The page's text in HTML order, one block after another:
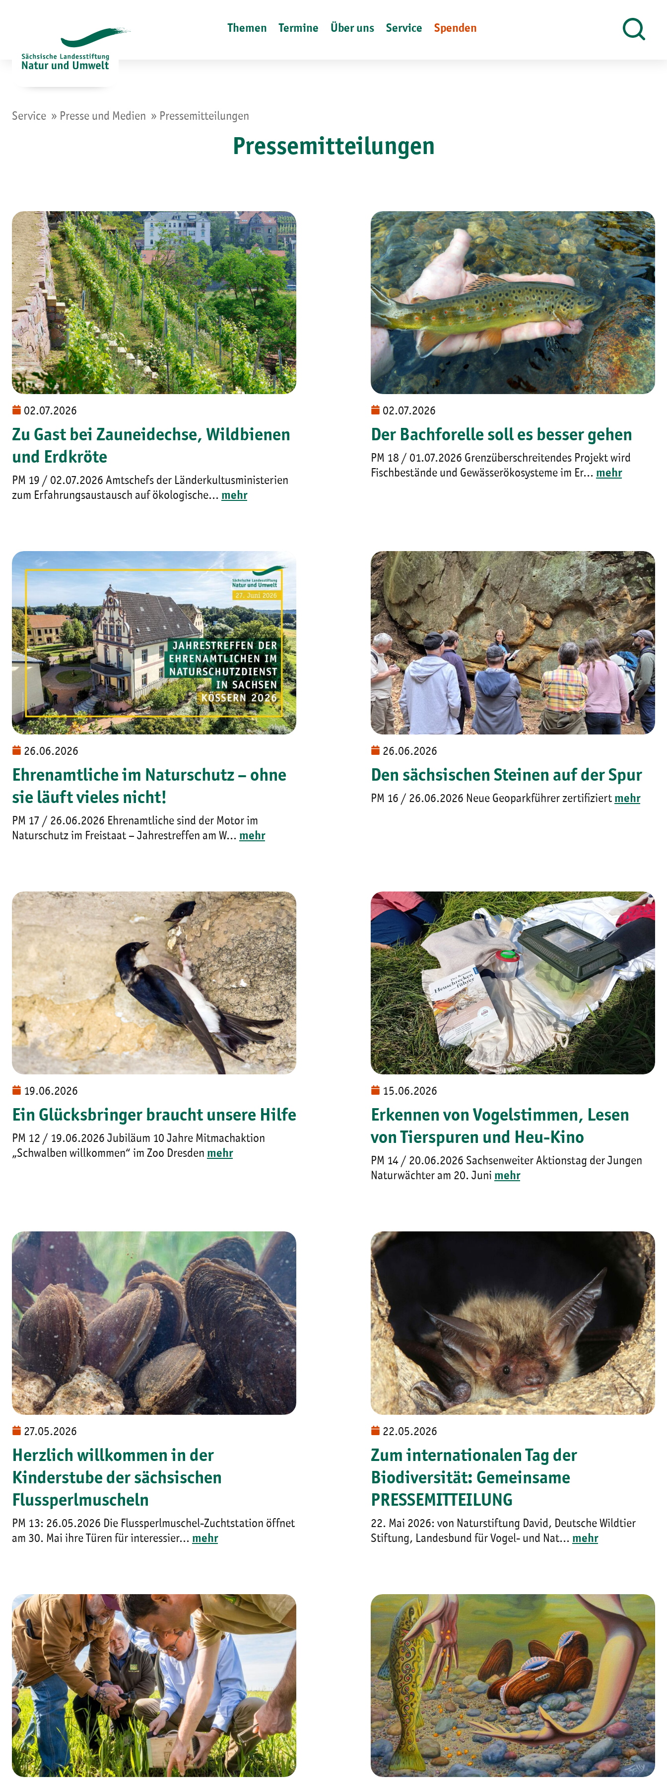
Themen Termine Über uns Service Spenden
Service » Presse und Medien » Pressemitteilungen
Pressemitteilungen
Zu Gast bei Zauneidechse, Wildbienen
und Erdkröte
PM 19 / 02.07.2026 Amtschefs der Länderkultusministerien
zum Erfahrungsaustausch auf ökologische... mehr
02.07.2026
Der Bachforelle soll es besser gehen
PM 18 / 01.07.2026 Grenzüberschreitendes Projekt wird
Fischbestände und Gewässerökosysteme im Er... mehr
02.07.2026
Ehrenamtliche im Naturschutz – ohne
sie läuft vieles nicht!
PM 17 / 26.06.2026 Ehrenamtliche sind der Motor im
Naturschutz im Freistaat – Jahrestreffen am W... mehr
26.06.2026
Den sächsischen Steinen auf der Spur
PM 16 / 26.06.2026 Neue Geoparkführer zertifiziert mehr
26.06.2026
Ein Glücksbringer braucht unsere Hilfe
PM 12 / 19.06.2026 Jubiläum 10 Jahre Mitmachaktion
„Schwalben willkommen“ im Zoo Dresden mehr
19.06.2026
Erkennen von Vogelstimmen, Lesen
von Tierspuren und Heu-Kino
PM 14 / 20.06.2026 Sachsenweiter Aktionstag der Jungen
Naturwächter am 20. Juni mehr
15.06.2026
Herzlich willkommen in der
Kinderstube der sächsischen
Flussperlmuscheln
PM 13: 26.05.2026 Die Flussperlmuschel-Zuchtstation öffnet
am 30. Mai ihre Türen für interessier... mehr
27.05.2026
Zum internationalen Tag der
Biodiversität: Gemeinsame
PRESSEMITTEILUNG
22. Mai 2026: von Naturstiftung David, Deutsche Wildtier
Stiftung, Landesbund für Vogel- und Nat... mehr
22.05.2026